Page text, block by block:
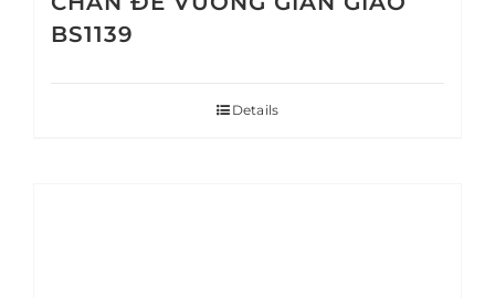
BS1139
Details